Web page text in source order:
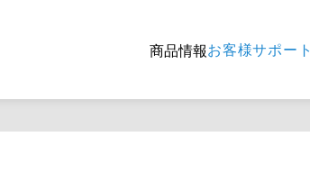
商品情報お客様サポート